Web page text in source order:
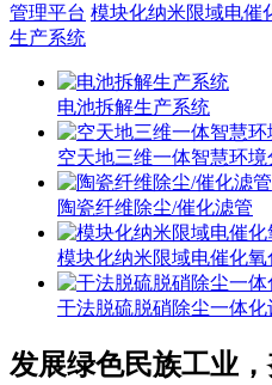
管理平台 模块化纳米限域电催
生产系统
电池拆解生产系统
空天地三维一体智慧环境
陶瓷纤维除尘/催化滤管
模块化纳米限域电催化氧
干法脱硫脱硝除尘一体化
发展绿色民族工业